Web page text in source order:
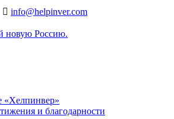
info@helpinver.com
«Хелпинвер»
и благодарности